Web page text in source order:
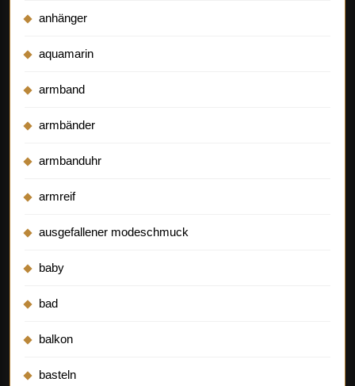
anhänger
aquamarin
armband
armbänder
armbanduhr
armreif
ausgefallener modeschmuck
baby
bad
balkon
basteln